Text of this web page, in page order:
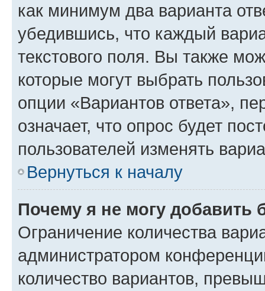
как минимум два варианта
убедившись, что каждый
текстового поля. Вы также
которые могут выбрать
опции «Вариантов ответа»,
означает, что опрос будет
пользователей изменять
Вернуться к началу
Почему я не могу добавить
Ограничение количества
администратором
количество вариантов,